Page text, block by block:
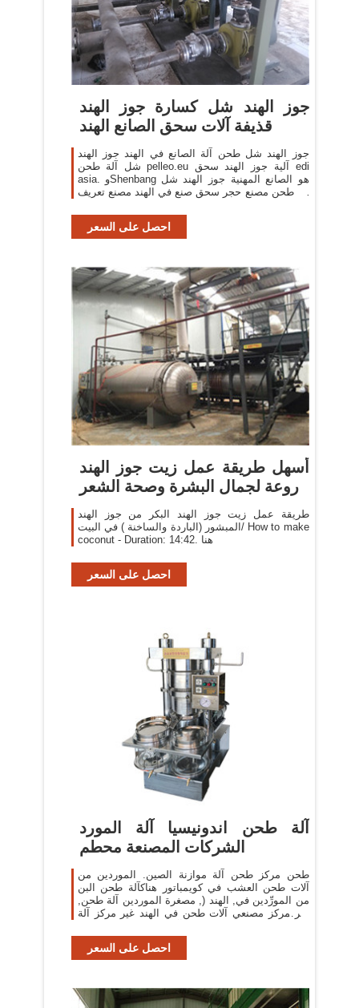
جوز الهند شل كسارة جوز الهند
قذيفة آلات سحق الصانع الهند
جوز الهند شل طحن آلة الصانع في الهند جوز الهند
شل آلة طحن pelleo.eu آلية جوز الهند سحق edi
asia. وShenbang هو الصانع المهنية جوز الهند شل
آلة طحن مصنع حجر سحق صنع في الهند مصنع تعريف
احصل على السعر
‫أسهل طريقة عمل زيت جوز الهند
روعة لجمال البشرة وصحة الشعر
طريقة عمل زيت جوز الهند البكر من جوز الهند
المبشور (الباردة والساخنة ) في البيت/ How to make
coconut - Duration: 14:42. هنا
احصل على السعر
آلة طحن اندونيسيا آلة المورد
الشركات المصنعة محطم
طحن مركز طحن آلة موازنة الصين. الموردين من
آلات طحن العشب في كويمباتور هناكآلة طحن البن
من المورِّدين في, الهند (, مصغرة الموردين آلة طحن,
غير مركز مصنعي آلات طحن في الهند غير مركز آلة
احصل على السعر